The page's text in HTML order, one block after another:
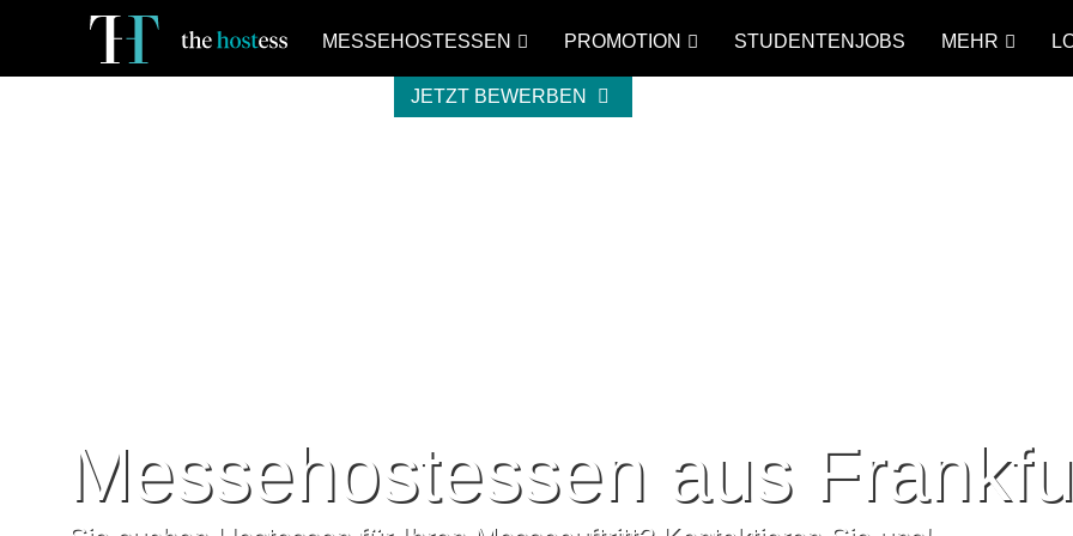
MESSEHOSTESSEN PROMOTION STUDENTENJOBS MEHR
JETZT BEWERBEN
Messehostessen aus